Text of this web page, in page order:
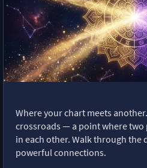
Where your chart meets
crossroads — a point where
in each other. Walk through the
powerful connections.